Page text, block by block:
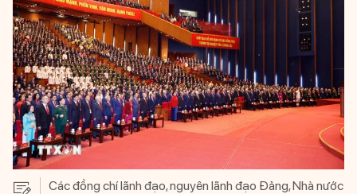
Các đồng chí lãnh đạo, nguyên lãnh đạo Đảng, Nhà nước